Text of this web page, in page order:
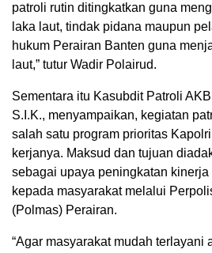
patroli rutin ditingkatkan guna
laka laut, tindak pidana maupun
hukum Perairan Banten guna
laut,” tutur Wadir Polairud.
Sementara itu Kasubdit Patroli
S.I.K., menyampaikan, kegiatan
salah satu program prioritas
kerjanya. Maksud dan tujuan
sebagai upaya peningkatan
kepada masyarakat melalui
(Polmas) Perairan.
“Agar masyarakat mudah terlayani